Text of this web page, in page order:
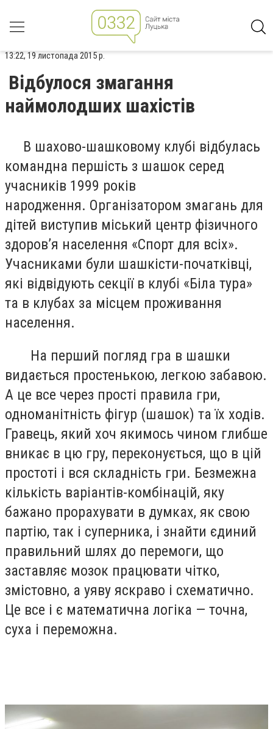
13:22, 19 листопада 2015 р.
Відбулося змагання
наймолодших шахістів
В шахово-шашковому клубі відбулась
командна першість з шашок серед
учасників 1999 років
народження. Організатором змагань для
дітей виступив міський центр фізичного
здоров’я населення «Спорт для всіх».
Учасниками були шашкісти-початківці,
які відвідують секції в клубі «Біла тура»
та в клубах за місцем проживання
населення.
На перший погляд гра в шашки
видається простенькою, легкою забавою.
А це все через прості правила гри,
одноманітність фігур (шашок) та їх ходів.
Гравець, який хоч якимось чином глибше
вникає в цю гру, переконується, що в цій
простоті і вся складність гри. Безмежна
кількість варіантів-комбінацій, яку
бажано прорахувати в думках, як свою
партію, так і суперника, і знайти єдиний
правильний шлях до перемоги, що
заставляє мозок працювати чітко,
змістовно, а уяву яскраво і схематично.
Це все і є математична логіка — точна,
суха і переможна.